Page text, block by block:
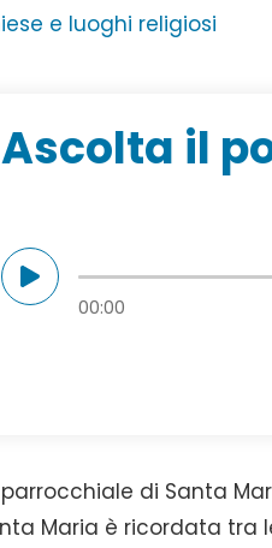
e luoghi religiosi
Ascolta il
00:00
parrocchiale di Santa
Maria è ricordata tra